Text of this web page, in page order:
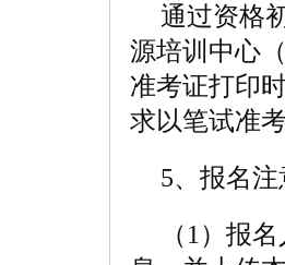
通过资格
源培训中心
准考证打印
求以笔试准
5、报名
（1）报